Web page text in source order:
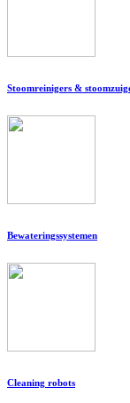
Stoomreinigers &
Bewateringssystemen
Cleaning robots